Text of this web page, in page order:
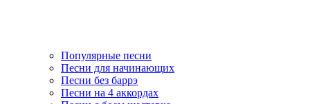
Популярные песни
Песни для начинающих
Песни без баррэ
Песни на 4 аккордах